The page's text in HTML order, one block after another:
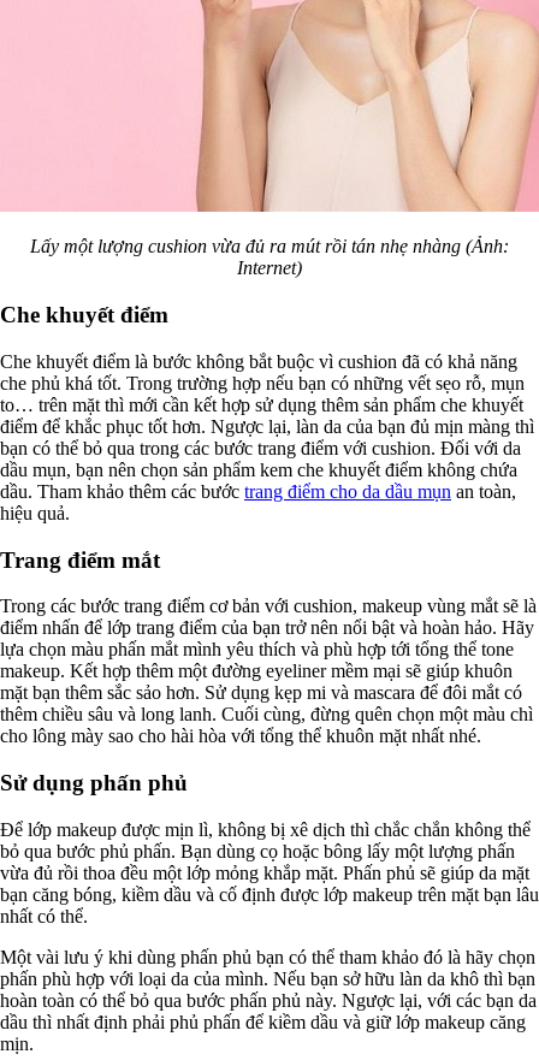
Lấy một lượng cushion vừa đủ ra mút rồi tán nhẹ nhàng (Ảnh:
Internet)
Che khuyết điểm
Che khuyết điểm là bước không bắt buộc vì cushion đã có khả năng
che phủ khá tốt. Trong trường hợp nếu bạn có những vết sẹo rỗ, mụn
to… trên mặt thì mới cần kết hợp sử dụng thêm sản phẩm che khuyết
điểm để khắc phục tốt hơn. Ngược lại, làn da của bạn đủ mịn màng thì
bạn có thể bỏ qua trong các bước trang điểm với cushion. Đối với da
dầu mụn, bạn nên chọn sản phẩm kem che khuyết điểm không chứa
dầu. Tham khảo thêm các bước trang điểm cho da dầu mụn an toàn,
hiệu quả.
Trang điểm mắt
Trong các bước trang điểm cơ bản với cushion, makeup vùng mắt sẽ là
điểm nhấn để lớp trang điểm của bạn trở nên nổi bật và hoàn hảo. Hãy
lựa chọn màu phấn mắt mình yêu thích và phù hợp tới tổng thể tone
makeup. Kết hợp thêm một đường eyeliner mềm mại sẽ giúp khuôn
mặt bạn thêm sắc sảo hơn. Sử dụng kẹp mi và mascara để đôi mắt có
thêm chiều sâu và long lanh. Cuối cùng, đừng quên chọn một màu chì
cho lông mày sao cho hài hòa với tổng thể khuôn mặt nhất nhé.
Sử dụng phấn phủ
Để lớp makeup được mịn lì, không bị xê dịch thì chắc chắn không thể
bỏ qua bước phủ phấn. Bạn dùng cọ hoặc bông lấy một lượng phấn
vừa đủ rồi thoa đều một lớp mỏng khắp mặt. Phấn phủ sẽ giúp da mặt
bạn căng bóng, kiềm dầu và cố định được lớp makeup trên mặt bạn lâu
nhất có thể.
Một vài lưu ý khi dùng phấn phủ bạn có thể tham khảo đó là hãy chọn
phấn phù hợp với loại da của mình. Nếu bạn sở hữu làn da khô thì bạn
hoàn toàn có thể bỏ qua bước phấn phủ này. Ngược lại, với các bạn da
dầu thì nhất định phải phủ phấn để kiềm dầu và giữ lớp makeup căng
mịn.